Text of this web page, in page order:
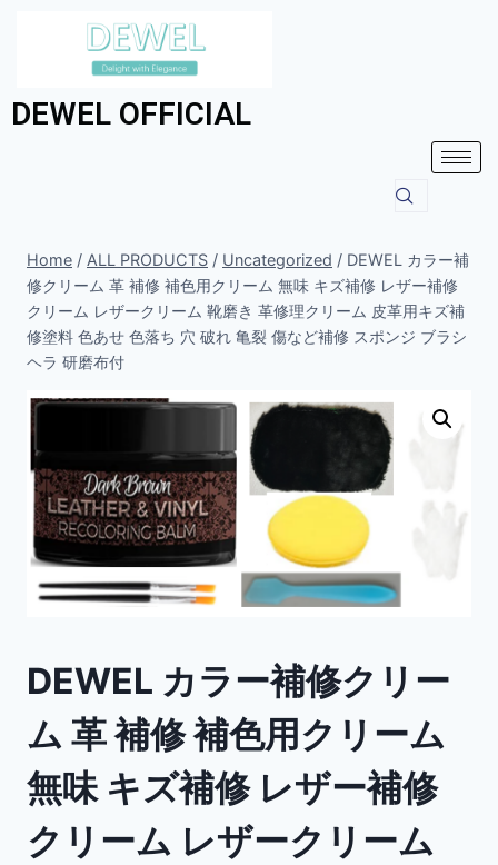
DEWEL OFFICIAL
Home / ALL PRODUCTS / Uncategorized / DEWEL カラー補
修クリーム 革 補修 補色用クリーム 無味 キズ補修 レザー補修
クリーム レザークリーム 靴磨き 革修理クリーム 皮革用キズ補
修塗料 色あせ 色落ち 穴 破れ 亀裂 傷など補修 スポンジ ブラシ
ヘラ 研磨布付
DEWEL カラー補修クリー
ム 革 補修 補色用クリーム
無味 キズ補修 レザー補修
クリーム レザークリーム